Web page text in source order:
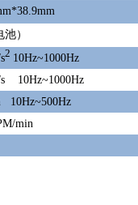
）
2 10Hz~1000Hz
s 10Hz~1000Hz
10Hz~500Hz
min